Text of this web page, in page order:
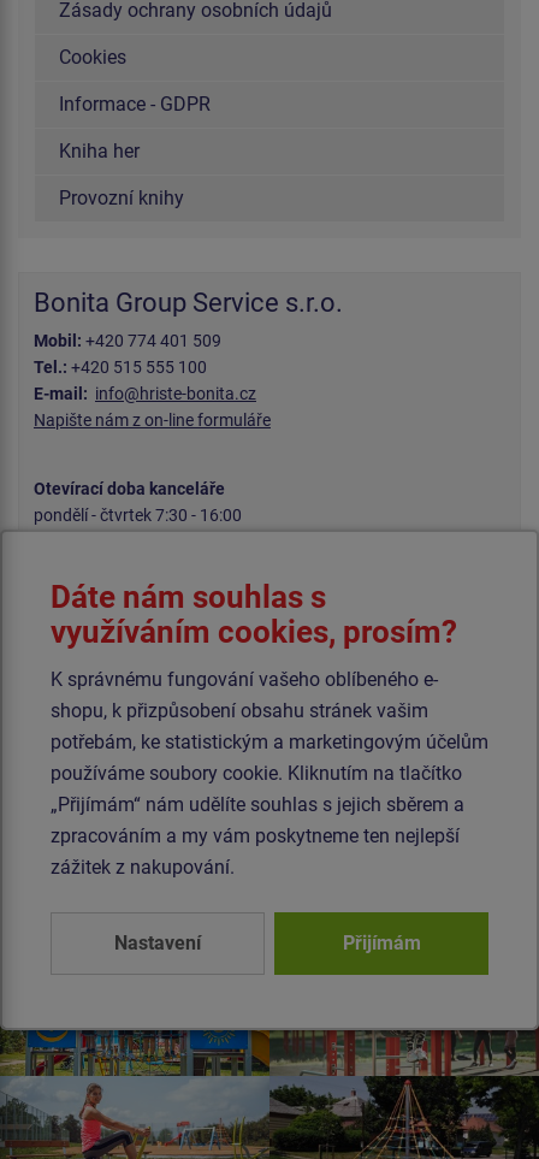
Dáte nám souhlas s
využíváním cookies, prosím?
K správnému fungování vašeho oblíbeného e-
shopu, k přizpůsobení obsahu stránek vašim
potřebám, ke statistickým a marketingovým účelům
používáme soubory cookie. Kliknutím na tlačítko
„Přijímám“ nám udělíte souhlas s jejich sběrem a
zpracováním a my vám poskytneme ten nejlepší
zážitek z nakupování.
Nastavení Přijímám
Zásady ochrany osobních údajů
Cookies
Informace - GDPR
Kniha her
Provozní knihy
Bonita Group Service s.r.o.
Mobil: +420 774 401 509
Tel.: +420 515 555 100
E-mail: info@hriste-bonita.cz
Napište nám z on-line formuláře
Otevírací doba kanceláře
pondělí - čtvrtek 7:30 - 16:00
Otevírací doba skladu
pondělí - pátek 6:00 - 15:00
Výroba, sklady, příjem a výdej zboží, korespondenční adresa
Čedlosy 583
664 24 Drásov